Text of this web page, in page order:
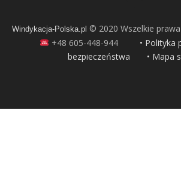
Windykacja-Polska.pl © 2020 Wszelkie
+48 605-448-944 • Polityka
bezpieczeństwa
• Mapa